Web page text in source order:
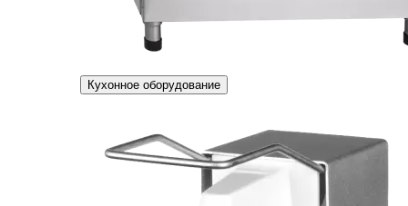
Кухонное оборудование